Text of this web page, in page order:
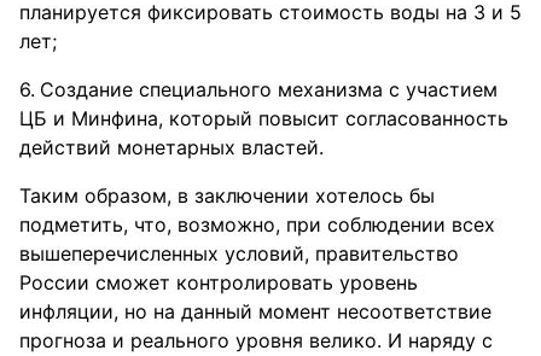
планируется фиксировать стоимость воды на 3 и 5
лет;
Создание специального механизма с участием
ЦБ и Минфина, который повысит согласованность
действий монетарных властей.
Таким образом, в заключении хотелось бы
подметить, что, возможно, при соблюдении всех
вышеперечисленных условий, правительство
России сможет контролировать уровень
инфляции, но на данный момент несоответствие
прогноза и реального уровня велико. И наряду с